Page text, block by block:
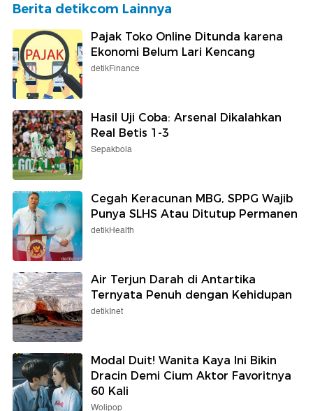
Berita detikcom Lainnya
Pajak Toko Online Ditunda karena
Ekonomi Belum Lari Kencang
detikFinance
Hasil Uji Coba: Arsenal Dikalahkan
Real Betis 1-3
Sepakbola
Cegah Keracunan MBG, SPPG Wajib
Punya SLHS Atau Ditutup Permanen
detikHealth
Air Terjun Darah di Antartika
Ternyata Penuh dengan Kehidupan
detikInet
Modal Duit! Wanita Kaya Ini Bikin
Dracin Demi Cium Aktor Favoritnya
60 Kali
Wolipop